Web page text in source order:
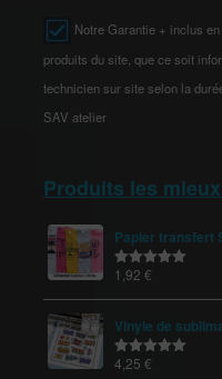
Notre Garantie + inclus
produits du site, que ce soit
technicien sur site selon la
SAV atelier
Produits les
Papier transfert
Note5.00
1,92 €
Vinyle de
Note5.00
4,25 €